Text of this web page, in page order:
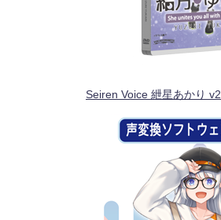
Seiren Voice 紲星あかり v2